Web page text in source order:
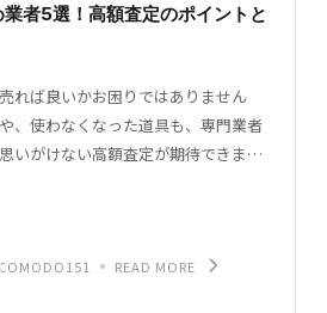
者5選！高額査定のポイントと
れば良いかお困りではありません
、使わなくなった道具も、専門業者
いがけない高額査定が期待できま
の買取に強いおすすめ業者を5つ紹介
READ MORE